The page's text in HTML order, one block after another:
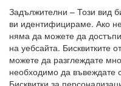
Задължителни – Този вид
ви идентифицираме. Ако
няма да можете да
на уебсайта. Бисквитките
можете да разглеждате
необходимо да въвеждате
Бисквитки за